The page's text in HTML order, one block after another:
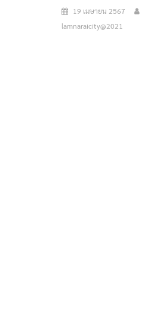
19 เมษายน 2567
lamnaraicity@2021